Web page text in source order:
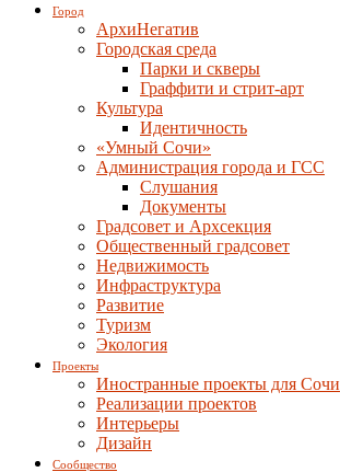
Город
АрхиНегатив
Городская среда
Парки и скверы
Граффити и стрит-арт
Культура
Идентичность
«Умный Сочи»
Администрация города и ГСС
Слушания
Документы
Градсовет и Архсекция
Общественный градсовет
Недвижимость
Инфраструктура
Развитие
Туризм
Экология
Проекты
Иностранные проекты для Сочи
Реализации проектов
Интерьеры
Дизайн
Сообщество